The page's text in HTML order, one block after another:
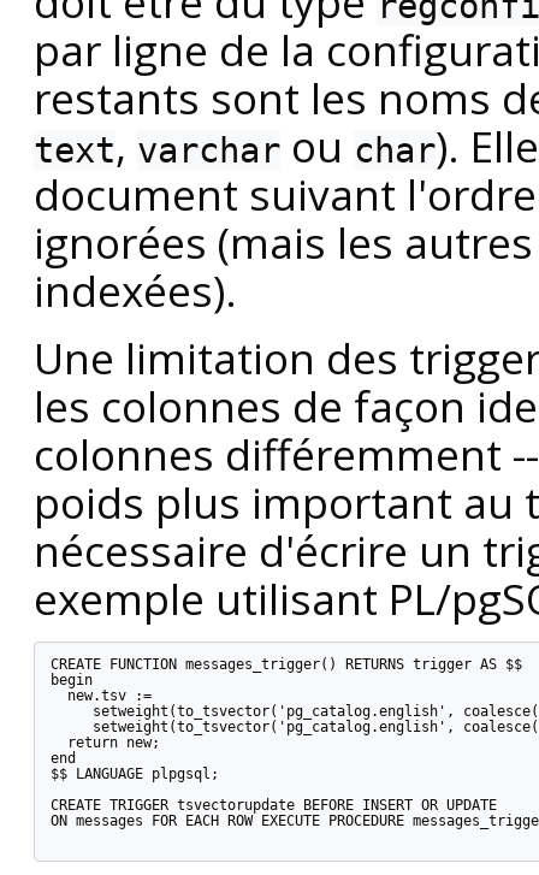
par ligne de la
restants sont les noms
text, varchar ou char).
document suivant
ignorées (mais les
indexées).
Une limitation des
les colonnes de façon
colonnes différemment
poids plus important au
nécessaire d'écrire un
exemple utilisant PL/
CREATE FUNCTION messages_trigger() RETURNS trigger AS $$
begin
  new.tsv :=
setweight(to_tsvector('pg_catalog.english',
setweight(to_tsvector('pg_catalog.english',
  return new;
end
$$ LANGUAGE plpgsql;
CREATE TRIGGER tsvectorupdate BEFORE INSERT OR UPDATE
ON messages FOR EACH ROW EXECUTE PROCEDURE